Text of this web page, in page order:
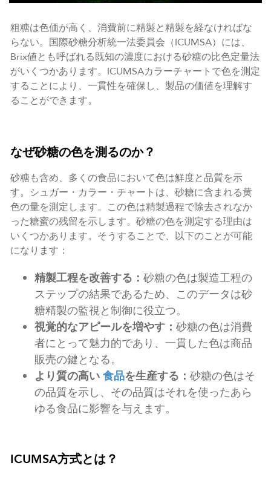
粗糖は色価が高く、消費前に精製と精製を経なければな
らない。国際砂糖分析統一法委員会（ICUMSA）には、
Brix値とも呼ばれる既知の濃度における砂糖の比色定量法
がいくつかあります。ICUMSAカラーチャートで色を測定
することにより、一貫性を確保し、製品の価値を理解す
ることができます。
なぜ砂糖の色を測るのか？
砂糖も含め、多くの食品において色は鮮度と品質を示
す。シュガー・カラー・チャートは、砂糖に含まれる黄
色の量を測定します。この色は精製過程で除去されなか
った糖蜜の残留を示します。砂糖の色を測定する理由は
いくつかあります。そうすることで、以下のことが可能
になります：
精製工程を改善する： 砂糖の色は製造工程の
ステップの結果であるため、このデータは砂
糖精製の監視と制御に役立つ。
視覚的なアピールを増やす： 砂糖の色は消費
者にとって魅力的であり、一貫した色は商品
販売の鍵となる。
より質の高い 食品を生産する： 砂糖の色はそ
の品質を示し、その品質はそれを使ったあら
ゆる食品に影響を与えます。
ICUMSA方式とは？